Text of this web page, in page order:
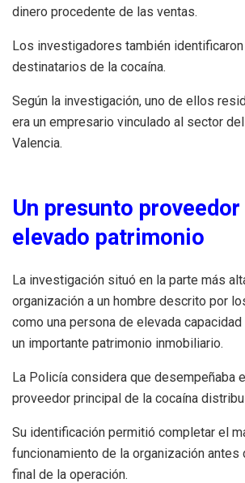
dinero procedente de las ventas.
Los investigadores también
destinatarios de la cocaína.
Según la investigación, uno de ellos
era un empresario vinculado al sector
Valencia.
Un presunto
elevado patrimonio
La investigación situó en la parte más
organización a un hombre descrito por
como una persona de elevada
un importante patrimonio inmobiliario.
La Policía considera que desempeñaba
proveedor principal de la cocaína
Su identificación permitió completar el
funcionamiento de la organización antes
final de la operación.